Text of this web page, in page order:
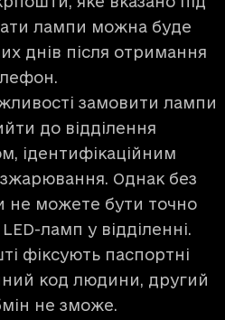
лампи можна буде
днів після отримання
замовити лампи
до відділення
ідентифікаційним
Однак без
не можете бути точно
ламп у відділенні.
фіксують паспортні
код людини, другий
не зможе.